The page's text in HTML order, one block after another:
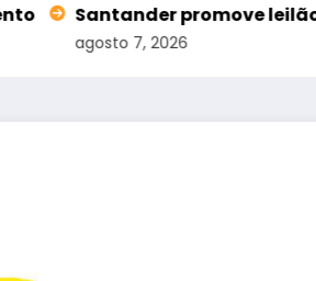
promove leilão com 196